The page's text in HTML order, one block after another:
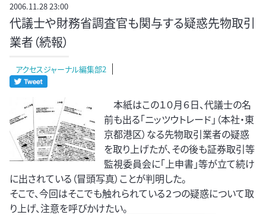
2006.11.28 23:00
代議士や財務省調査官も関与する疑惑先物取引
業者（続報）
アクセスジャーナル編集部2
本紙はこの１０月６日、代議士の名
前も出る「ニッツウトレード」（本社・東
京都港区）なる先物取引業者の疑惑
を取り上げたが、その後も証券取引等
監視委員会に「上申書」等が立て続け
に出されている（冒頭写真）ことが判明した。
そこで、今回はそこでも触れられている２つの疑惑について取
り上げ、注意を呼びかけたい。